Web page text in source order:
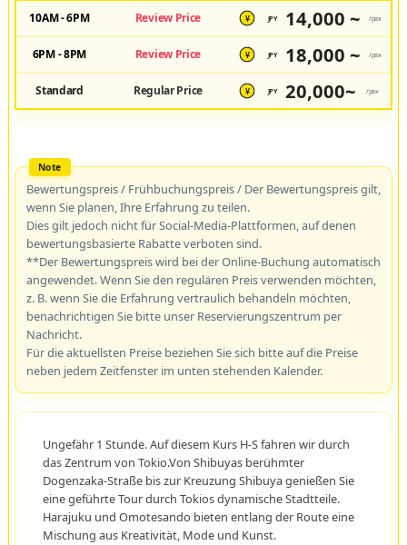
10AM - 6PM Review Price ¥ JPY 14,000 ~ /pax
6PM - 8PM Review Price ¥ JPY 18,000 ~ /pax
Standard Regular Price ¥ JPY 20,000~ /pax
Bewertungspreis / Frühbuchungspreis / Der Bewertungspreis gilt,
wenn Sie planen, Ihre Erfahrung zu teilen.
Dies gilt jedoch nicht für Social-Media-Plattformen, auf denen
bewertungsbasierte Rabatte verboten sind.
**Der Bewertungspreis wird bei der Online-Buchung automatisch
angewendet. Wenn Sie den regulären Preis verwenden möchten,
z. B. wenn Sie die Erfahrung vertraulich behandeln möchten,
benachrichtigen Sie bitte unser Reservierungszentrum per
Nachricht.
Für die aktuellsten Preise beziehen Sie sich bitte auf die Preise
neben jedem Zeitfenster im unten stehenden Kalender.
Ungefähr 1 Stunde. Auf diesem Kurs H-S fahren wir durch
das Zentrum von Tokio.Von Shibuyas berühmter
Dogenzaka-Straße bis zur Kreuzung Shibuya genießen Sie
eine geführte Tour durch Tokios dynamische Stadtteile.
Harajuku und Omotesando bieten entlang der Route eine
Mischung aus Kreativität, Mode und Kunst.